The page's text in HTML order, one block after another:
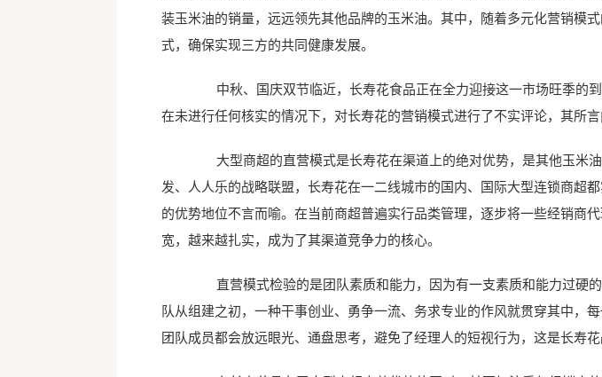
装玉米油的销量，远远领先其他品牌的玉米油。其中，随着多元化营销模
式，确保实现三方的共同健康发展。
中秋、国庆双节临近，长寿花食品正在全力迎接这一市场旺季的到
在未进行任何核实的情况下，对长寿花的营销模式进行了不实评论，其所言
大型商超的直营模式是长寿花在渠道上的绝对优势，是其他玉米
发、人人乐的战略联盟，长寿花在一二线城市的国内、国际大型连锁商超
的优势地位不言而喻。在当前商超普遍实行品类管理，逐步将一些经销商
宽，越来越扎实，成为了其渠道竞争力的核心。
直营模式检验的是团队素质和能力，因为有一支素质和能力过硬
队从组建之初，一种干事创业、勇争一流、务求专业的作风就贯穿其中，
团队成员都会放远眼光、通盘思考，避免了经理人的短视行为，这是长寿花